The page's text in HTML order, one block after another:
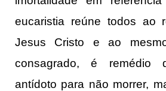
eucaristia reúne todos ao
Jesus Cristo e ao
consagrado, é remédio
antídoto para não morrer,